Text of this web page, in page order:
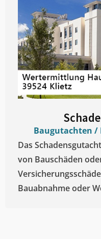
Baugutachten
Das
von Bauschäden
Bauabnahme oder